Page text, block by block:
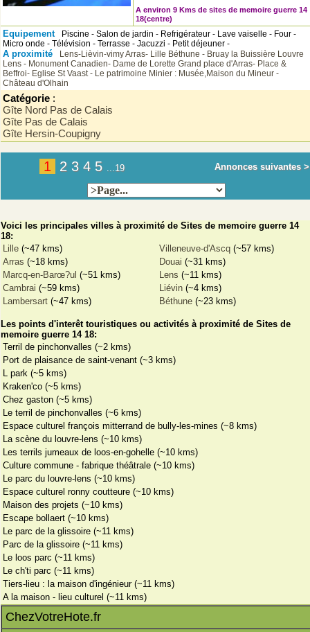
A environ 9 Kms de sites de memoire guerre 14
18(centre)
Equipement
Piscine - Salon de jardin - Refrigérateur - Lave vaiselle - Four -
Micro onde - Télévision - Terrasse - Jacuzzi - Petit déjeuner -
A proximité Lens-Lièvin-vimyArras- Lille Béthune - Bruay la Buissière Louvre
Lens - Monument Canadien- Dame de Lorette Grand place d'Arras- Place &
Beffroi- Eglise St Vaast - Le patrimoine Minier : Musée,Maison du Mineur -
Château d'Olhain
Catégorie :
Gîte Nord Pas de Calais
Gîte Pas de Calais
Gîte Hersin-Coupigny
1 2 3 4 5 ...19 Annonces suivantes >
Voici les principales villes à proximité de Sites de memoire guerre 14
18:
Lille (~47 kms) Villeneuve-d'Ascq (~57 kms)
Arras (~18 kms) Douai (~31 kms)
Marcq-en-Barœ?ul (~51 kms) Lens (~11 kms)
Cambrai (~59 kms) Liévin (~4 kms)
Lambersart (~47 kms) Béthune (~23 kms)
Les points d'interêt touristiques ou activités à proximité de Sites de
memoire guerre 14 18:
Terril de pinchonvalles (~2 kms)
Port de plaisance de saint-venant (~3 kms)
L park (~5 kms)
Kraken'co (~5 kms)
Chez gaston (~5 kms)
Le terril de pinchonvalles (~6 kms)
Espace culturel françois mitterrand de bully-les-mines (~8 kms)
La scène du louvre-lens (~10 kms)
Les terrils jumeaux de loos-en-gohelle (~10 kms)
Culture commune - fabrique théâtrale (~10 kms)
Le parc du louvre-lens (~10 kms)
Espace culturel ronny coutteure (~10 kms)
Maison des projets (~10 kms)
Escape bollaert (~10 kms)
Le parc de la glissoire (~11 kms)
Parc de la glissoire (~11 kms)
Le loos parc (~11 kms)
Le ch'ti parc (~11 kms)
Tiers-lieu : la maison d'ingénieur (~11 kms)
A la maison - lieu culturel (~11 kms)
ChezVotreHote.fr